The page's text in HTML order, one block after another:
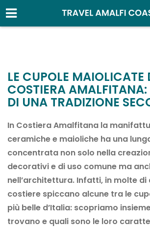
LE CUPOLE MAIOLICATE
COSTIERA
DI UNA TRADIZIONE
In Costiera Amalfitana la
ceramiche e maioliche ha una
concentrata non solo nella
decorativi e di uso comune ma
nell’architettura. Infatti, in molte
costiere spiccano alcune tra le
più belle d’Italia: scopriamo
trovano e quali sono le loro